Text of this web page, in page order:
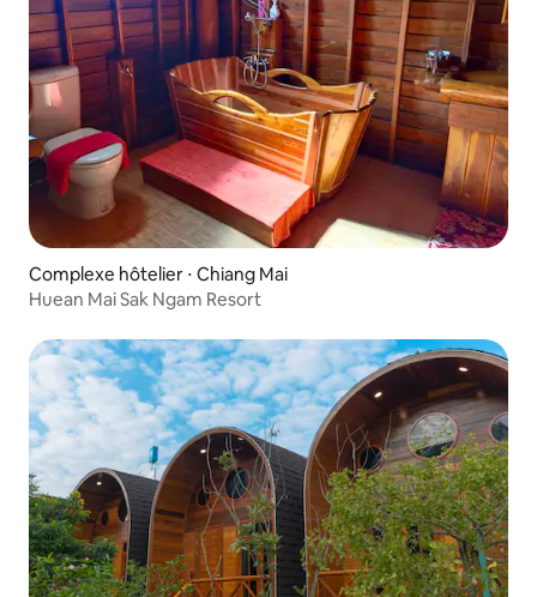
Complexe hôtelier ⋅ Chiang Mai
Huean Mai Sak Ngam Resort